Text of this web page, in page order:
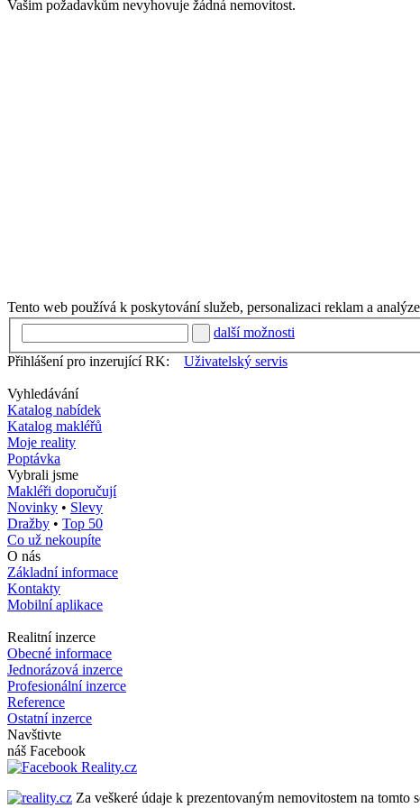
Vašim požadavkům nevyhovuje žádná nemovitost.
Tento web používá k poskytování služeb, personalizaci reklam a
další možnosti
Přihlášení pro inzerující RK:
Uživatelský servis
Vyhledávání
Katalog nabídek
Katalog makléřů
Moje reality
Poptávka
Vybrali jsme
Makléři doporučují
Novinky • Slevy
Dražby • Top 50
Co už nekoupíte
O nás
Základní informace
Kontakty
Mobilní aplikace
Realitní inzerce
Obecné informace
Jednorázová inzerce
Profesionální inzerce
Reference
Ostatní inzerce
Navštivte
náš Facebook
Za veškeré údaje k prezentovaným nemovitostem na